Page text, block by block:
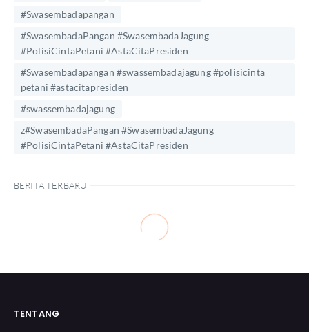
#Swasembadapangan
#SwasembadaPangan #SwasembadaJagung
#PolisiCintaPetani #AstaCitaPresiden
#Swasembadapangan #swassembadajagung #polisicinta
petani #astacitapresiden
#swassembadajagung
z#SwasembadaPangan #SwasembadaJagung
#PolisiCintaPetani #AstaCitaPresiden
BERITA TERBARU
TENTANG